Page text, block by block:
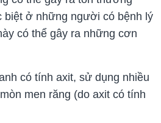
biệt ở những người có bệnh lý
có thể gây ra những cơn
có tính axit, sử dụng nhiều
men răng (do axit có tính